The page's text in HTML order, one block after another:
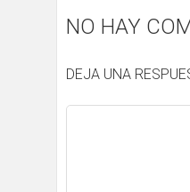
NO HAY
DEJA UNA